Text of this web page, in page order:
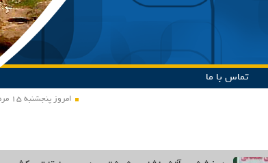
امروز پنجشنبه ۱۵ مرداد ۱۴۰۵
تماس با ما